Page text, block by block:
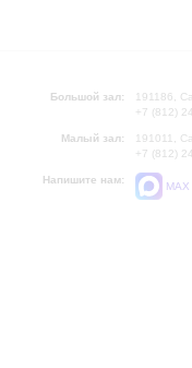
Большой зал:
191186,
+7 (812)
Малый зал:
191011,
+7 (812)
Напишите нам:
MAX